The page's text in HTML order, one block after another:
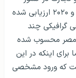
مصر برگزار می‌شود نیز برای سال‌های ۲۰۱۹ و ۲۰۲۰ ارزیابی شده
گرافیکی چند
مصر محسوب شده
اینکه در این
که ورود مشخصی